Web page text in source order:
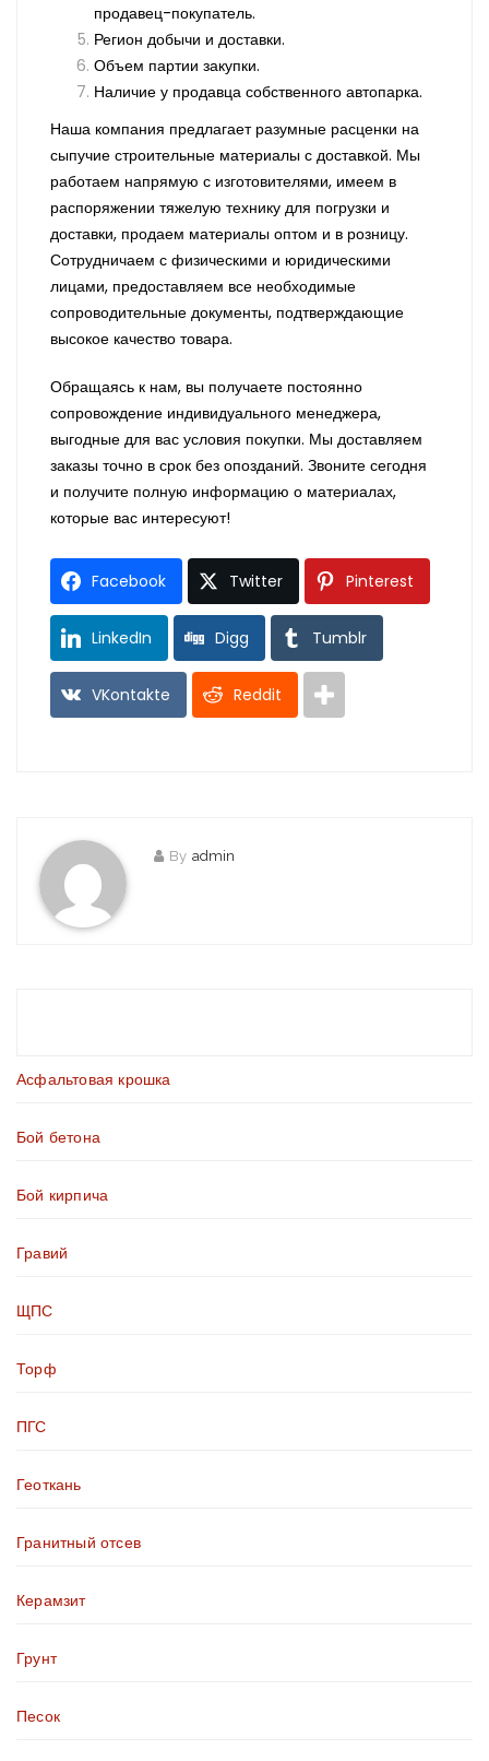
продавец-покупатель.
Регион добычи и доставки.
Объем партии закупки.
Наличие у продавца собственного автопарка.
Наша компания предлагает разумные расценки на
сыпучие строительные материалы с доставкой. Мы
работаем напрямую с изготовителями, имеем в
распоряжении тяжелую технику для погрузки и
доставки, продаем материалы оптом и в розницу.
Сотрудничаем с физическими и юридическими
лицами, предоставляем все необходимые
сопроводительные документы, подтверждающие
высокое качество товара.
Обращаясь к нам, вы получаете постоянно
сопровождение индивидуального менеджера,
выгодные для вас условия покупки. Мы доставляем
заказы точно в срок без опозданий. Звоните сегодня
и получите полную информацию о материалах,
которые вас интересуют!
Facebook Twitter Pinterest
LinkedIn Digg Tumblr
VKontakte Reddit
By admin
Асфальтовая крошка
Бой бетона
Бой кирпича
Гравий
ЩПС
Торф
ПГС
Геоткань
Гранитный отсев
Керамзит
Грунт
Песок